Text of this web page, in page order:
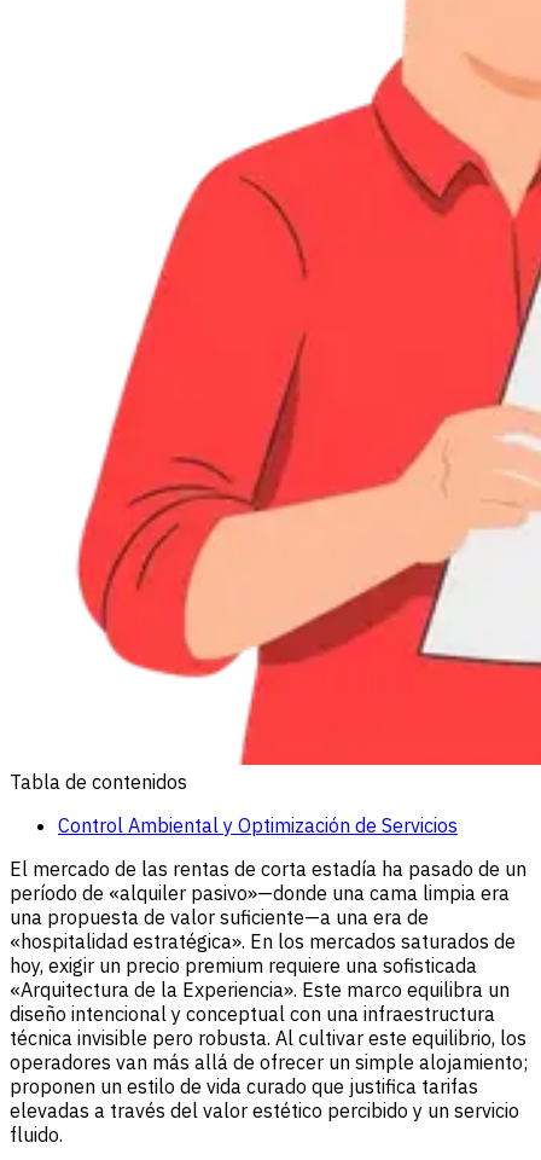
Tabla de contenidos
Control Ambiental y Optimización de Servicios
El mercado de las rentas de corta estadía ha pasado de un
período de «alquiler pasivo»—donde una cama limpia era
una propuesta de valor suficiente—a una era de
«hospitalidad estratégica». En los mercados saturados de
hoy, exigir un precio premium requiere una sofisticada
«Arquitectura de la Experiencia». Este marco equilibra un
diseño intencional y conceptual con una infraestructura
técnica invisible pero robusta. Al cultivar este equilibrio, los
operadores van más allá de ofrecer un simple alojamiento;
proponen un estilo de vida curado que justifica tarifas
elevadas a través del valor estético percibido y un servicio
fluido.